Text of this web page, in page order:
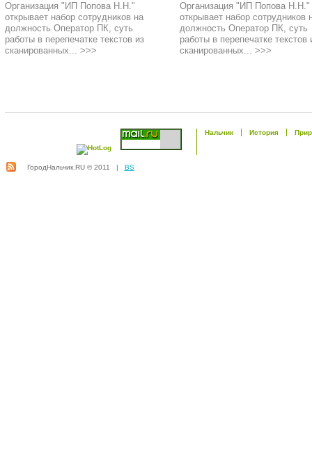
Организация "ИП Попова Н.Н."
открывает набор сотрудников на
должность Оператор ПК, суть
работы в перепечатке текстов из
сканированных... >>>
Организация "ИП Попова Н.Н."
открывает набор сотрудников
должность Оператор ПК, суть
работы в перепечатке текстов
сканированных... >>>
Нальчик История
ГородНальчик.RU © 2011 | BS